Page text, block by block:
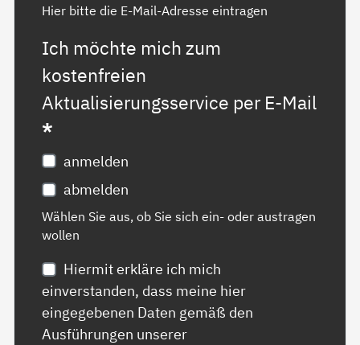
Hier bitte die E-Mail-Adresse eintragen
Ich möchte mich zum
kostenfreien
Aktualisierungsservice per E-Mail
*
anmelden
abmelden
Wählen Sie aus, ob Sie sich ein- oder austragen
wollen
Hiermit erkläre ich mich
einverstanden, dass meine hier
eingegebenen Daten gemäß den
Ausführungen unserer